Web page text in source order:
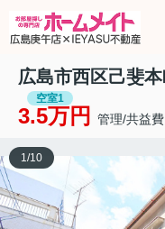
広島市西区己斐
空室1
3.5万円 管理/共益
1 /10